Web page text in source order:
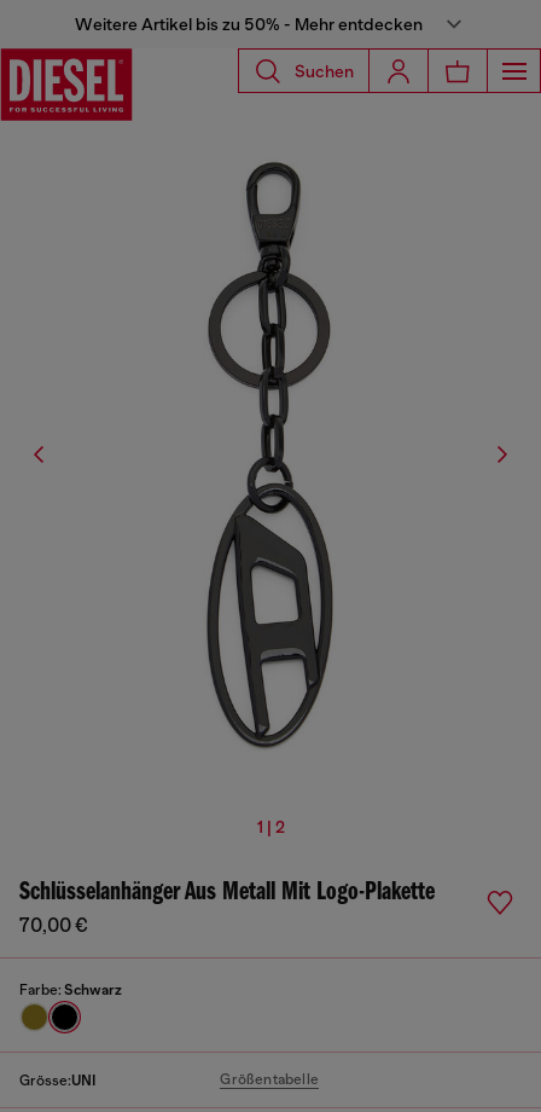
Weitere Artikel bis zu 50% - Mehr entdecken
Suchen
1 | 2
Schlüsselanhänger Aus Metall Mit Logo-Plakette
70,00 €
Farbe: Schwarz
Grösse:UNI Größentabelle